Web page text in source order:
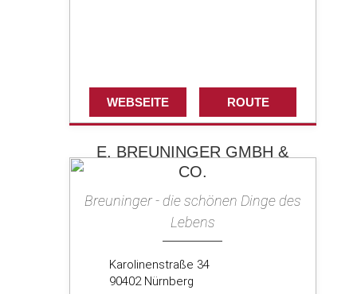
E. BREUNINGER GMBH &
CO.
Breuninger - die schönen Dinge des
Lebens
Karolinenstraße 34
90402 Nürnberg
WEBSEITE ROUTE